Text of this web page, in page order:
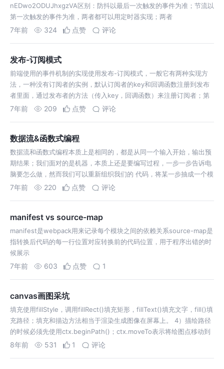
nEDwo2ODUJhxgzVA区别：防抖以最后一次触发的事件为准；节流以
第一次触发的事件为准，两者都可以用定时器实现；两者
7年前 324 点赞 评论
发布-订阅模式
前端使用的事件机制的实现使用发布-订阅模式，一般它有两种实现方
法，一种没有订阅者的实例，默认订阅者的key和回调函数注册到发布
者里面，通过发布者的方法（传入key，回调函数）来注册订阅者；第
二种是将订阅者单处抽出来，解耦开，订阅者的属性保留key和回调函
7年前 209 点赞 评论
数据流&函数式编程
数据流和函数式编程本质上是相同的，都是从同一个输入开始，输出预
期结果；我们面对的是机器，本质上还是要编写过程，一步一步告诉电
脑要怎么做，然而我们可以重新组织我们的 代码，将某一步抽成一个模
块或者函数，然后根据输入，像流一样，流经哪些模块，流是否作处理
7年前 220 点赞 评论
manifest vs source-map
manifest是webpack用来记录每个模块之间的依赖关系source-map是
指转换后代码的每一行位置对应转换前的代码位置，用于程序出错的时
候展示
7年前 603 点赞 1
canvas画图采坑
填充使用fillStyle，调用fillRect()填充矩形，fillText()填充文字，fill()填
充路径；填充和描边方法相当于渲染生成图像在屏幕上。 4）描绘路径
的时候必须先使用ctx.beginPath()；ctx.moveTo表示将绘图点移动到
此点，lineTo才是…
8年前 531 1 评论